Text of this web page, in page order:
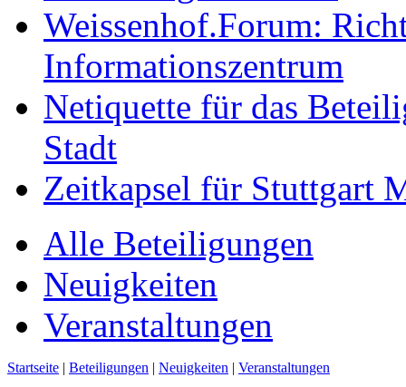
Weissenhof.Forum:
Informationszentrum
Netiquette für das
Stadt
Zeitkapsel für Stuttgart
Alle Beteiligungen
Neuigkeiten
Veranstaltungen
Startseite | Beteiligungen | Neuigkeiten | Veranstaltungen